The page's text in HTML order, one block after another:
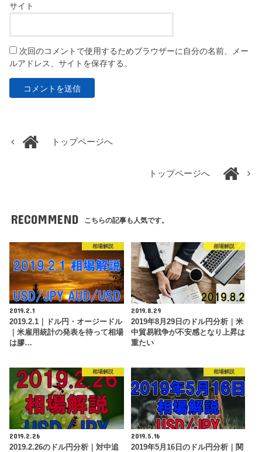
サイト
次回のコメントで使用するためブラウザーに自分の名前、メー
ルアドレス、サイトを保存する。
トップページへ
トップページへ
RECOMMEND こちらの記事も人気です。
相場解説
2019.2.1
2019.2.1｜ドル円・オージードル
｜米雇用統計の発表を待って相場
は膠…
相場解説
2019.8.29
2019年8月29日のドル円分析｜米
中貿易戦争が不安感となり上昇は
重たい
相場解説
2019.2.26
2019.2.26のドル円分析｜対中追
相場解説
2019.5.16
2019年5月16日のドル円分析｜関